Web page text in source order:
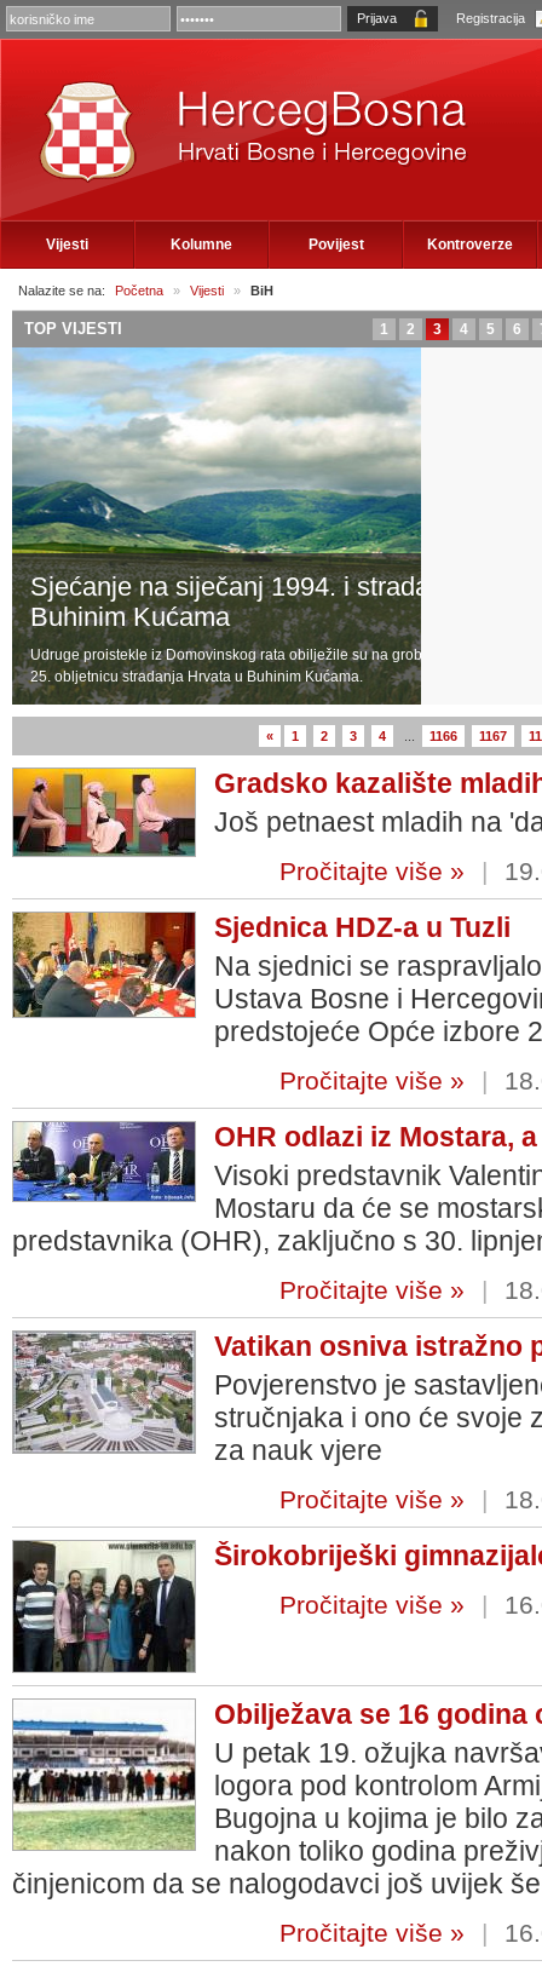
Registracija
Vijesti Kolumne Povijest Kontroverze
Nalazite se na: Početna » Vijesti » BiH
TOP VIJESTI 6
5
4
3
2
1
Sjećanje na siječanj 1994. i stradanje
Buhinim Kućama
Udruge proistekle iz Domovinskog rata obilježile su na groblju Topala u
25. obljetnicu stradanja Hrvata u Buhinim Kućama.
« 1 2 3 4 1166 1167
Gradsko kazalište
Još petnaest mladih na
Pročitajte više » |
Sjednica HDZ-a u Tuzli
Na sjednici se
Ustava Bosne i
predstojeće Opće izbore
Pročitajte više » |
OHR odlazi iz Mostara,
Visoki predstavnik
Mostaru da će se
predstavnika (OHR), zaključno s 30.
Pročitajte više » |
Vatikan osniva istražno
Povjerenstvo je
stručnjaka i ono će svoje
za nauk vjere
Pročitajte više » |
Širokobriješki
Pročitajte više » |
Obilježava se 16
U petak 19. ožujka
logora pod kontrolom
Bugojna u kojima je bilo
nakon toliko godina
činjenicom da se nalogodavci još uvijek
Pročitajte više » |